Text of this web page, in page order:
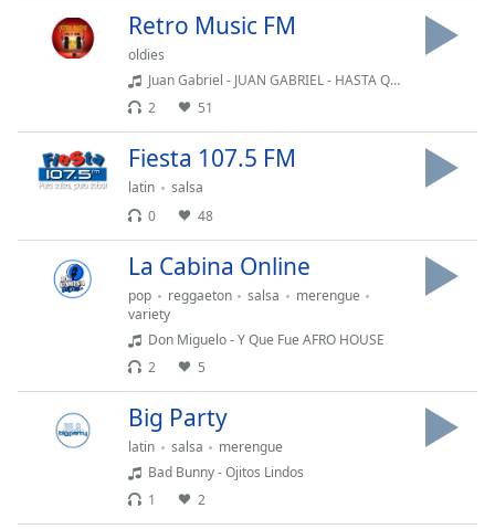
behind
LIVE
Remaining
Playback
Chapters
descriptions
off,
selected
Retro Music FM
oldies
Juan Gabriel - JUAN GABRIEL - HASTA QUE TE CONOC
2
51
Fiesta 107.5 FM
latin
salsa
0
48
La Cabina Online
pop reggaeton salsa
merengue
variety
Don Miguelo - Y Que Fue AFRO HOUSE
2
5
Big Party
latin salsa
merengue
Bad Bunny - Ojitos Lindos
1
2